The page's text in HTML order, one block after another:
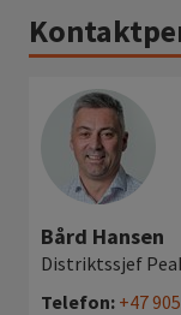
Bård Hansen
Distriktssjef
Telefon: +47